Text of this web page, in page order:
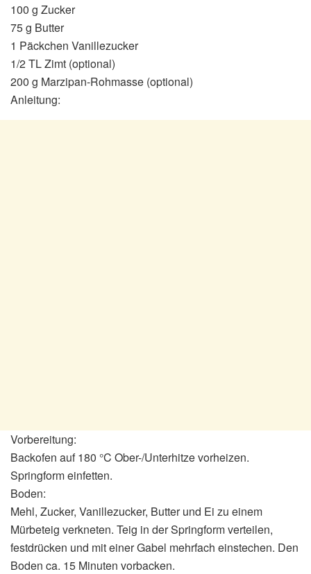
100 g Zucker
75 g Butter
1 Päckchen Vanillezucker
1/2 TL Zimt (optional)
200 g Marzipan-Rohmasse (optional)
Anleitung:
Vorbereitung:
Backofen auf 180 °C Ober-/Unterhitze vorheizen.
Springform einfetten.
Boden:
Mehl, Zucker, Vanillezucker, Butter und Ei zu einem
Mürbeteig verkneten. Teig in der Springform verteilen,
festdrücken und mit einer Gabel mehrfach einstechen. Den
Boden ca. 15 Minuten vorbacken.